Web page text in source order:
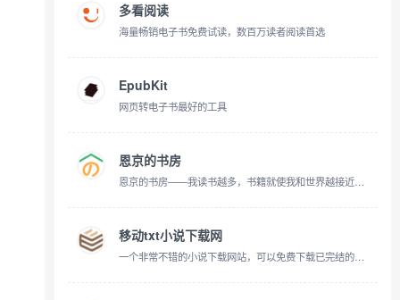
多看阅读
海量畅销电子书免费试读，数百万读者阅读首选
EpubKit
网页转电子书最好的工具
恩京的书房
恩京的书房——我读书越多，书籍就使我和世界越接近，生活对我也变得越加光明和有意义。
移动txt小说下载网
一个非常不错的小说下载网站，可以免费下载已完结的小说